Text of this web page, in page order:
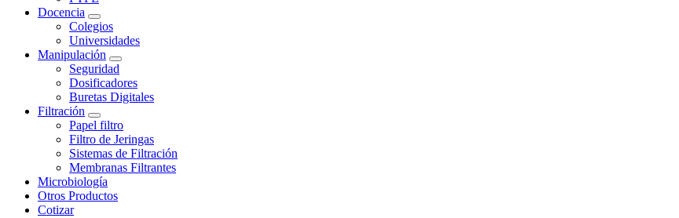
Docencia
Colegios
Universidades
Manipulación
Seguridad
Dosificadores
Buretas Digitales
Filtración
Papel filtro
Filtro de Jeringas
Sistemas de Filtración
Membranas Filtrantes
Microbiología
Otros Productos
Cotizar